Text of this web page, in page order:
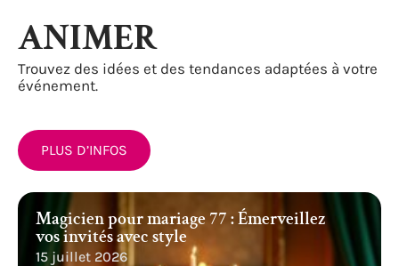
ANIMER
Trouvez des idées et des tendances adaptées à votre
événement.
PLUS D’INFOS
Magicien pour mariage 77 : Émerveillez
vos invités avec style
15 juillet 2026